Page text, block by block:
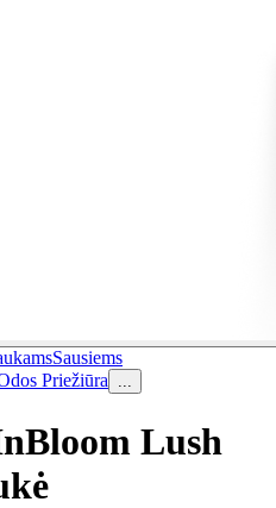
Sausiems
Priežiūra ...
Lush